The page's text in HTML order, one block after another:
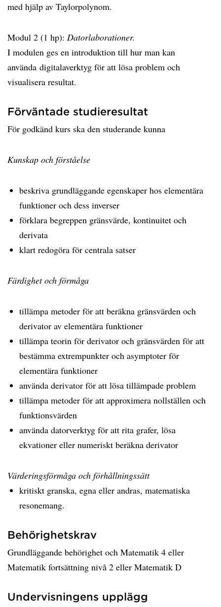
med hjälp av Taylorpolynom.
Modul 2 (1 hp): Datorlaborationer.
I modulen ges en introduktion till hur man kan
använda digitalaverktyg för att lösa problem och
visualisera resultat.
Förväntade studieresultat
För godkänd kurs ska den studerande kunna
Kunskap och förståelse
beskriva grundläggande egenskaper hos elementära
funktioner och dess inverser
förklara begreppen gränsvärde, kontinuitet och
derivata
klart redogöra för centrala satser
Färdighet och förmåga
tillämpa metoder för att beräkna gränsvärden och
derivator av elementära funktioner
tillämpa teorin för derivator och gränsvärden för att
bestämma extrempunkter och asymptoter för
elementära funktioner
använda derivator för att lösa tillämpade problem
tillämpa metoder för att approximera nollställen och
funktionsvärden
använda datorverktyg för att rita grafer, lösa
ekvationer eller numeriskt beräkna derivator
Värderingsförmåga och förhållningssätt
kritiskt granska, egna eller andras, matematiska
resonemang.
Behörighetskrav
Grundläggande behörighet och Matematik 4 eller
Matematik fortsättning nivå 2 eller Matematik D
Undervisningens upplägg